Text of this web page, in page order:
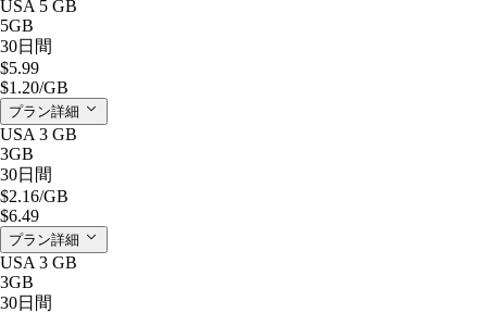
USA 5 GB
5GB
30日間
$5.99
$1.20/GB
プラン詳細
USA 3 GB
3GB
30日間
$2.16/GB
$6.49
プラン詳細
USA 3 GB
3GB
30日間